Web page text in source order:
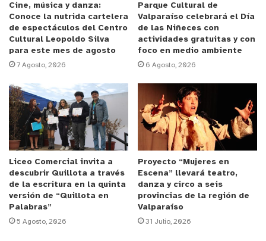
nuestros niños lo vean como una oportunidad de
entretenerse y ocupar su tiempo libre, en
actividades educativas que fomenten y fortalezcan
todas sus potencialidades. Nosotros estamos
dispuestos a seguir creando acciones lúdicas e
innovadoras en sus procesos formativos y
agradecemos a cada una de las familias, quienes
fueron un importante colaborador en este
concurso”,indicó la jefa comunal.
El certamen estuvo dirigido a alumnos(as) que
cursan la educación básica y media, quienes
debían enviar un video declamando una poesía
siendo el tema a abordar libre. El Daem buscaba
Cine, música y danza:
Conoce la nutrida cartelera
de espectáculos del Centro
Cultural Leopoldo Silva
para este mes de agosto
7 Agosto, 2026
Parque Cultural de
Valparaíso celebrará el Día
de las Niñeces con
actividades gratuitas y con
foco en medio ambiente
6 Agosto, 2026
Liceo Comercial invita a
descubrir Quillota a través
de la escritura en la quinta
versión de “Quillota en
Palabras”
5 Agosto, 2026
Proyecto “Mujeres en
Escena” llevará teatro,
danza y circo a seis
provincias de la región de
Valparaíso
31 Julio, 2026